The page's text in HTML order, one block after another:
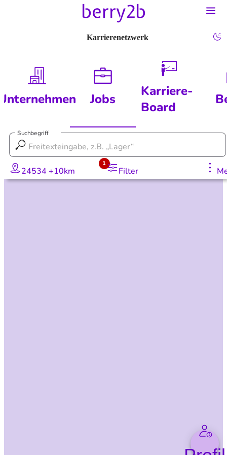
Karrierenetzwerk
Jobs
Karriere-
Board
Suchbegriff
24534 +10km Filter
1